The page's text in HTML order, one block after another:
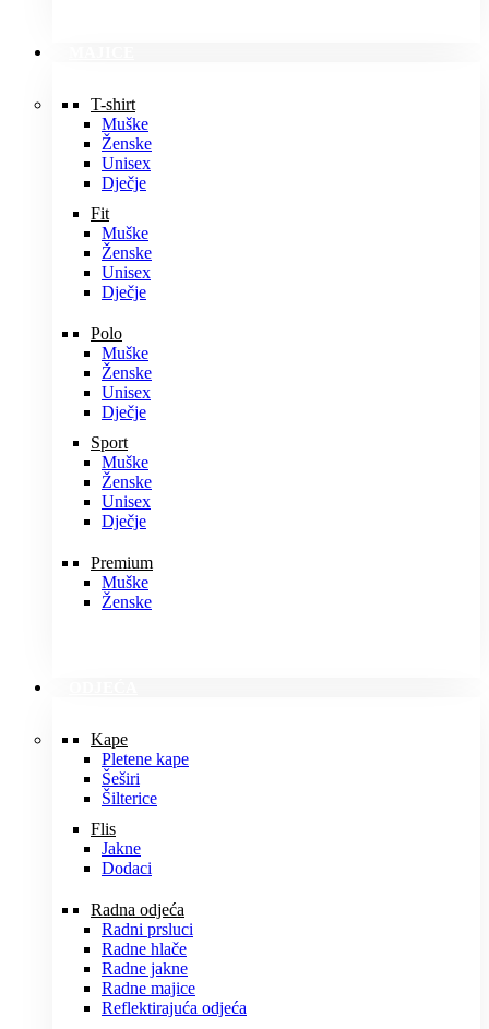
T-shirt
Muške
Ženske
Unisex
Dječje
Fit
Muške
Ženske
Unisex
Dječje
Polo
Muške
Ženske
Unisex
Dječje
Sport
Muške
Ženske
Unisex
Dječje
Premium
Muške
Ženske
Kape
Pletene kape
Šeširi
Šilterice
Flis
Jakne
Dodaci
Radna odjeća
Radni prsluci
Radne hlače
Radne jakne
Radne majice
Reflektirajuća odjeća